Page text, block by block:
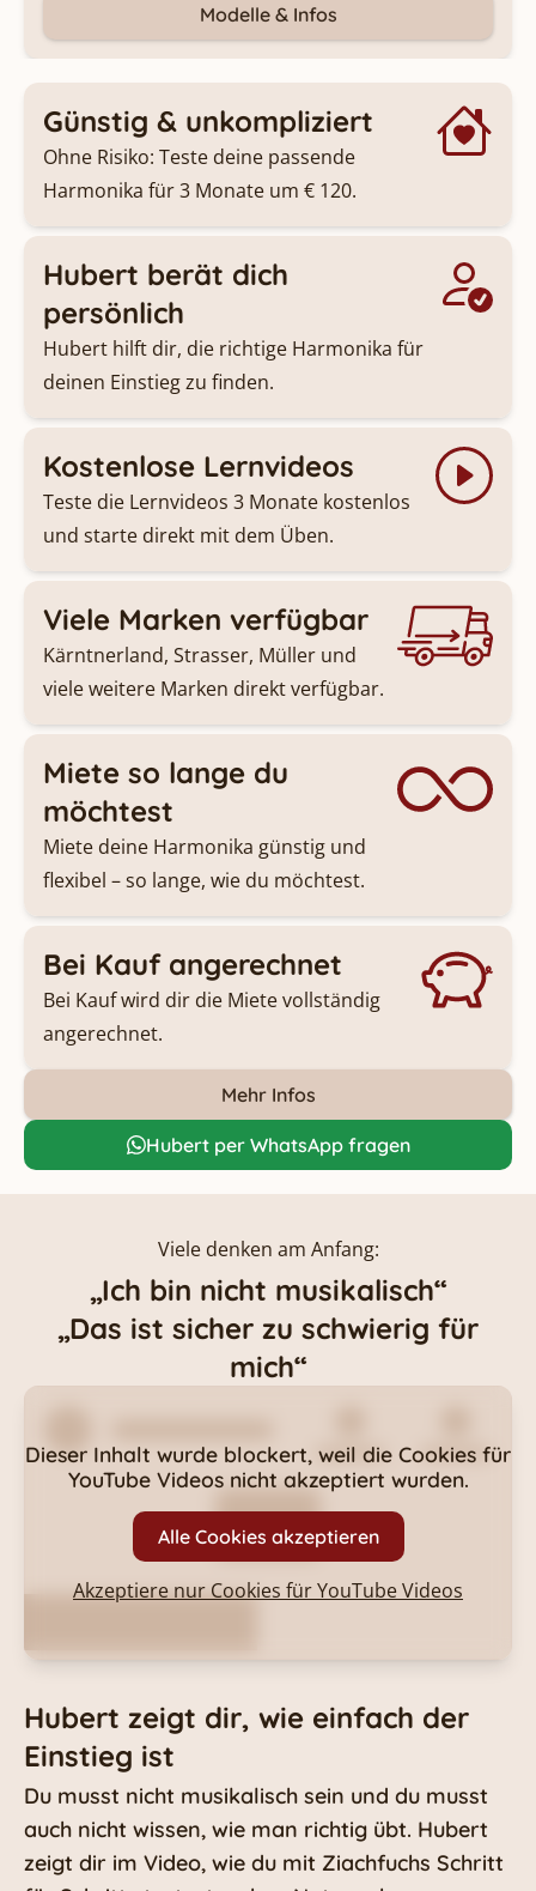
Modelle & Infos
Günstig & unkompliziert
Ohne Risiko: Teste deine passende
Harmonika für 3 Monate um € 120.
Hubert berät dich
persönlich
Hubert hilft dir, die richtige Harmonika für
deinen Einstieg zu finden.
Kostenlose Lernvideos
Teste die Lernvideos 3 Monate kostenlos
und starte direkt mit dem Üben.
Viele Marken verfügbar
Kärntnerland, Strasser, Müller und
viele weitere Marken direkt verfügbar.
Miete so lange du
möchtest
Miete deine Harmonika günstig und
flexibel – so lange, wie du möchtest.
Bei Kauf angerechnet
Bei Kauf wird dir die Miete vollständig
angerechnet.
Mehr Infos
Hubert per WhatsApp fragen
Viele denken am Anfang:
„Ich bin nicht musikalisch“
„Das ist sicher zu schwierig für
mich“
Dieser Inhalt wurde blockert, weil die Cookies für
YouTube Videosnicht akzeptiert wurden.
Alle Cookies akzeptieren
Akzeptiere nur Cookies fürYouTube Videos
Hubert zeigt dir, wie einfach der
Einstieg ist
Du musst nicht musikalisch sein und du musst
auch nicht wissen, wie man richtig übt. Hubert
zeigt dir im Video, wie du mit Ziachfuchs Schritt